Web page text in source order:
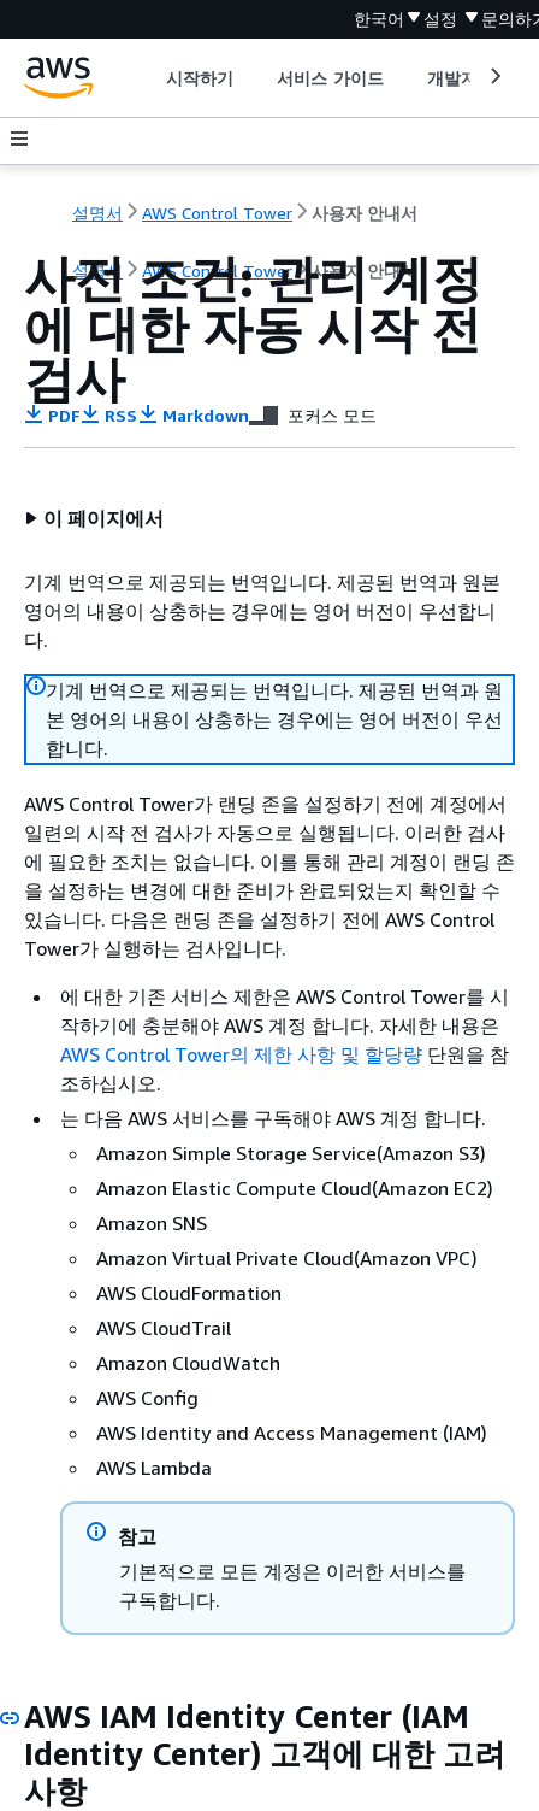
한국어 설정 문의하
시작하기 서비스 가이드 개발자 도구
설명서 AWS Control Tower 사용자 안내서
설명서 AWS Control Tower 사용자 안내서
사전 조건: 관리 계정
에 대한 자동 시작 전
검사
PDF RSS Markdown 포커스 모드
이 페이지에서
기계 번역으로 제공되는 번역입니다. 제공된 번역과 원본
영어의 내용이 상충하는 경우에는 영어 버전이 우선합니
다.
기계 번역으로 제공되는 번역입니다. 제공된 번역과 원
본 영어의 내용이 상충하는 경우에는 영어 버전이 우선
합니다.
AWS Control Tower가 랜딩 존을 설정하기 전에 계정에서
일련의 시작 전 검사가 자동으로 실행됩니다. 이러한 검사
에 필요한 조치는 없습니다. 이를 통해 관리 계정이 랜딩 존
을 설정하는 변경에 대한 준비가 완료되었는지 확인할 수
있습니다. 다음은 랜딩 존을 설정하기 전에 AWS Control
Tower가 실행하는 검사입니다.
에 대한 기존 서비스 제한은 AWS Control Tower를 시
작하기에 충분해야 AWS 계정 합니다. 자세한 내용은
AWS Control Tower의 제한 사항 및 할당량 단원을 참
조하십시오.
는 다음 AWS 서비스를 구독해야 AWS 계정 합니다.
Amazon Simple Storage Service(Amazon S3)
Amazon Elastic Compute Cloud(Amazon EC2)
Amazon SNS
Amazon Virtual Private Cloud(Amazon VPC)
AWS CloudFormation
AWS CloudTrail
Amazon CloudWatch
AWS Config
AWS Identity and Access Management (IAM)
AWS Lambda
참고
기본적으로 모든 계정은 이러한 서비스를
구독합니다.
AWS IAM Identity Center (IAM
Identity Center) 고객에 대한 고려
사항